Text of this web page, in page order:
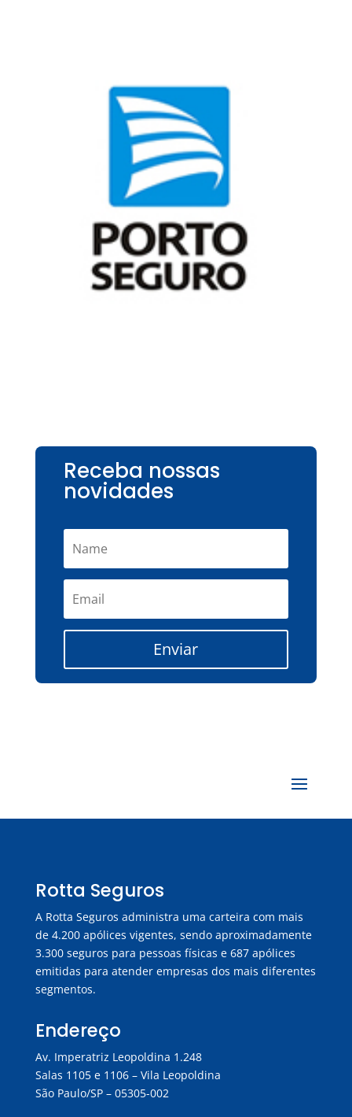
Receba nossas
novidades
Enviar
Rotta Seguros
A Rotta Seguros administra uma carteira com mais
de 4.200 apólices vigentes, sendo aproximadamente
3.300 seguros para pessoas físicas e 687 apólices
emitidas para atender empresas dos mais diferentes
segmentos.
Endereço
Av. Imperatriz Leopoldina 1.248
Salas 1105 e 1106 – Vila Leopoldina
São Paulo/SP – 05305-002